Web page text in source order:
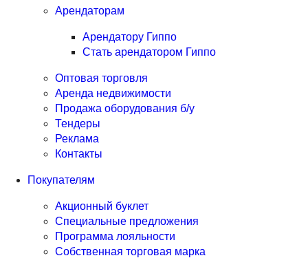
Арендаторам
Арендатору Гиппо
Стать арендатором Гиппо
Оптовая торговля
Аренда недвижимости
Продажа оборудования б/у
Тендеры
Реклама
Контакты
Покупателям
Акционный буклет
Специальные предложения
Программа лояльности
Собственная торговая марка